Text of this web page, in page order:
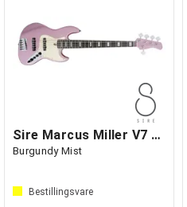
Sire Marcus Miller V7 Alder-5
Burgundy Mist
Bestillingsvare